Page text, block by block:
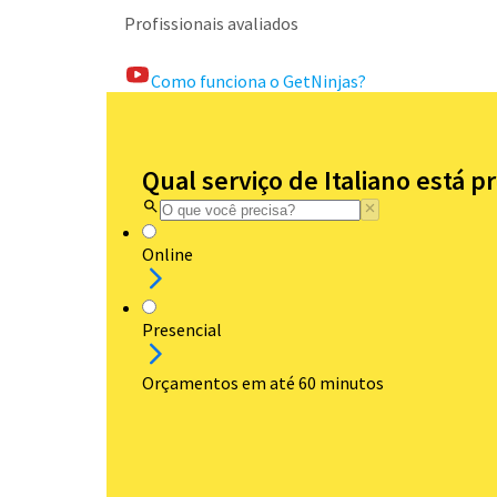
Profissionais avaliados
Como funciona o GetNinjas?
Qual serviço de Italiano está
Online
Presencial
Orçamentos em até 60 minutos